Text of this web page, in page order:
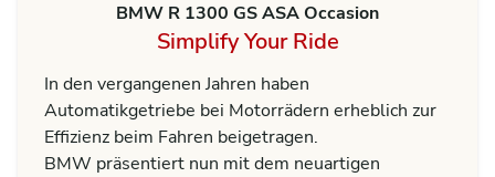
BMW R 1300 GS ASA Occasion
Simplify Your Ride
In den vergangenen Jahren haben
Automatikgetriebe bei Motorrädern erheblich zur
Effizienz beim Fahren beigetragen.
BMW präsentiert nun mit dem neuartigen